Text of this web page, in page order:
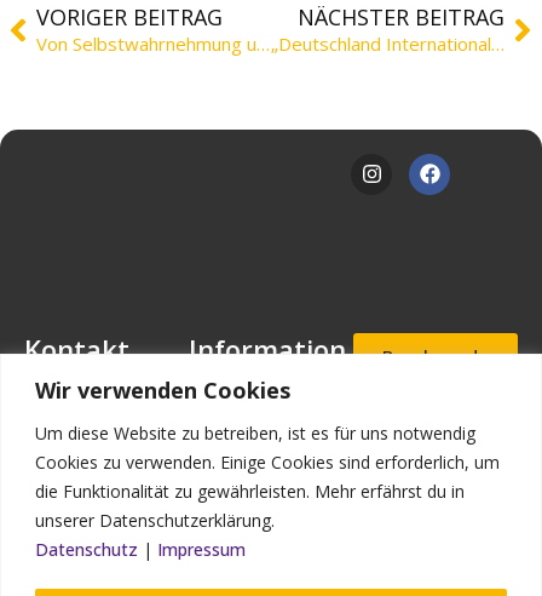
Wir verwenden Cookies
Um diese Website zu betreiben, ist es für uns notwendig
Cookies zu verwenden. Einige Cookies sind erforderlich, um
die Funktionalität zu gewährleisten. Mehr erfährst du in
unserer Datenschutzerklärung.
Datenschutz | Impressum
VORIGER BEITRAG
Von Selbstwahrnehmung und Persönlichkeitsentwicklung
NÄCHSTER BEITRAG
„Deutschland International“ in den Förderschulen
Kontakt
Mansfeld-
Löbbecke-Stiftung
Geschäftsstelle
Mascheroder
Straße 11
Wolfenbüttel
Information
Downloads
Stellenangebote
Impressum
Datenschutz
Beschwerde
Aufnahmea
nfrage